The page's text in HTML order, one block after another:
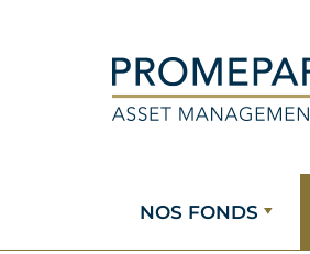
NOS FONDS